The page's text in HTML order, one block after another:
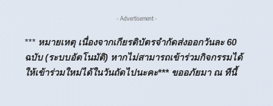
- Advertisement -
*** หมายเหตุ เนื่องจากเกียรติบัตรจำกัดส่งออกวันละ 60
ฉบับ (ระบบอัตโนมัติ) หากไม่สามารถเข้าร่วมกิจกรรมได้
ให้เข้าร่วมใหม่ได้ในวันถัดไปนะคะ*** ขออภัยมา ณ ทีนี้